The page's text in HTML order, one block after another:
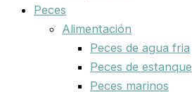
Peces
Alimentación
Peces de agua fria
Peces de estanque
Peces marinos